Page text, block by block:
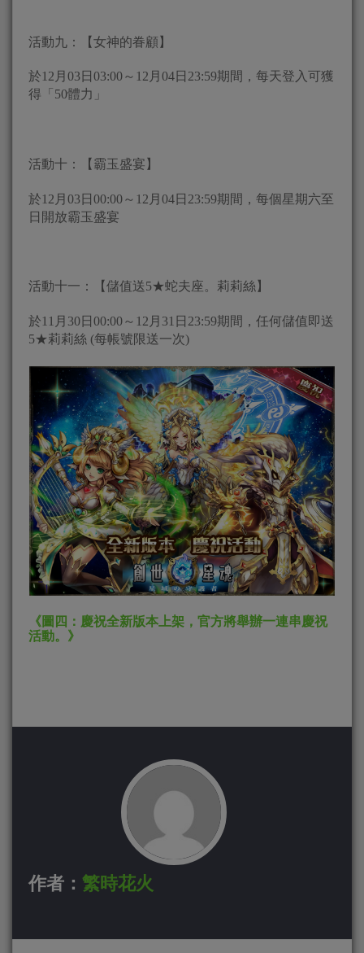
活動九：【女神的眷顧】
於12月03日03:00～12月04日23:59期間，每天登入可獲
得「50體力」
活動十：【霸玉盛宴】
於12月03日00:00～12月04日23:59期間，每個星期六至
日開放霸玉盛宴
活動十一：【儲值送5★蛇夫座。莉莉絲】
於11月30日00:00～12月31日23:59期間，任何儲值即送
5★莉莉絲 (每帳號限送一次)
《圖四：慶祝全新版本上架，官方將舉辦一連串慶祝
活動。》
作者： 繁時花火